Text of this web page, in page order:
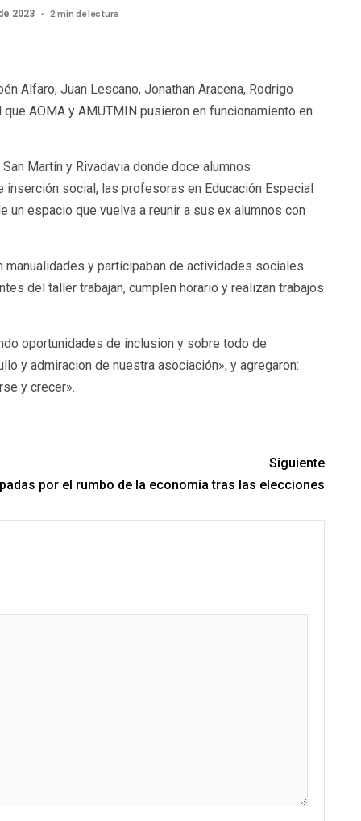
2023 2 min de lectura
Alfaro, Juan Lescano, Jonathan Aracena, Rodrigo
AOMA y AMUTMIN pusieron en funcionamiento en
Martín y Rivadavia donde doce alumnos
social, las profesoras en Educación Especial
un espacio que vuelva a reunir a sus ex alumnos con
y participaban de actividades sociales.
del taller trabajan, cumplen horario y realizan trabajos
oportunidades de inclusion y sobre todo de
y admiracion de nuestra asociación», y agregaron:
y crecer».
Siguiente
por el rumbo de la economía tras las elecciones